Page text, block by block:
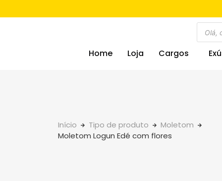
Home Loja Cargos
Início Tipo de produto
Moletom
Moletom Logun Edé com flores